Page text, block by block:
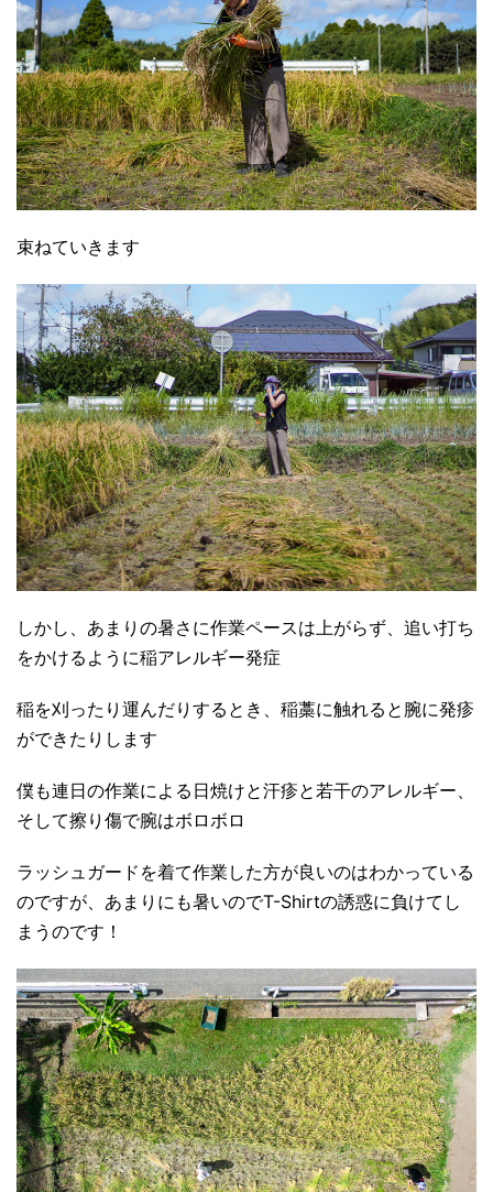
束ねていきます
しかし、あまりの暑さに作業ペースは上がらず、追い打ち
をかけるように稲アレルギー発症
稲を刈ったり運んだりするとき、稲藁に触れると腕に発疹
ができたりします
僕も連日の作業による日焼けと汗疹と若干のアレルギー、
そして擦り傷で腕はボロボロ
ラッシュガードを着て作業した方が良いのはわかっている
のですが、あまりにも暑いのでT-Shirtの誘惑に負けてし
まうのです！